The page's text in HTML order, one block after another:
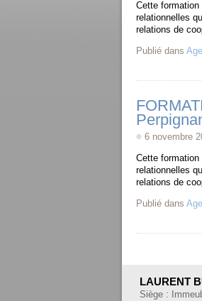
Cette
relationnelles
relations de
Publié dans
6 novembre
Cette
relationnelles
relations de
Publié dans
LAURENT
Siège :